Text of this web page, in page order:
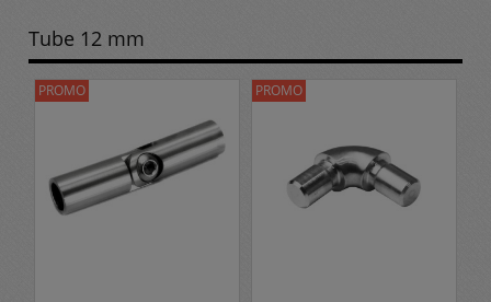
Tube 12 mm
PROMO PROMO